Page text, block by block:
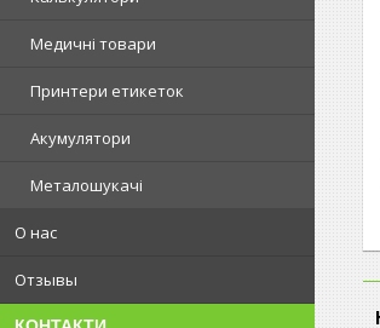
Медичні товари
Принтери етикеток
Акумулятори
Металошукачі
О нас
Отзывы